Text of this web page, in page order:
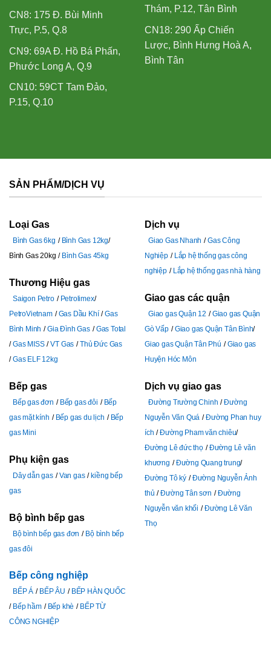
CN8: 175 Đ. Bùi Minh
Trực, P.5, Q.8
CN9: 69A Đ. Hồ Bá Phấn,
Phước Long A, Q.9
CN10: 59CT Tam Đảo,
P.15, Q.10
Thám, P.12, Tân Bình
CN18: 290 Ấp Chiến
Lược, Bình Hưng Hoà A,
Bình Tân
SẢN PHẨM/DỊCH VỤ
Loại Gas
Bình Gas 6kg
Bình Gas 12kg
Bình Gas 20kg
Bình Gas 45kg
Thương Hiệu gas
Saigon Petro
Petrolimex
PetroVietnam
Gas Dầu Khí
Gas
Bình Minh
Gia Đình Gas
Gas Total
Gas MISS
VT Gas
Thủ Đức Gas
Gas ELF 12kg
Bếp gas
Bếp gas đơn Bếp gas đôi
Bếp
gas mặt kính
Bếp gas du lịch
Bếp
gas Mini
Phụ kiện gas
Dây dẫn gas Van gas
kiềng bếp
gas
Bộ bình bếp gas
Bộ bình bếp gas đơn
Bộ bình bếp
gas đôi
Bếp công nghiệp
BẾP Á BẾP ÂU
BẾP HÀN QUỐC
Bếp hầm
Bếp khè
BẾP TỪ
CÔNG NGHIỆP
Dịch vụ
Giao Gas Nhanh
Gas Công
Nghiệp
Lắp hệ thống gas công
nghiệp
Lắp hệ thống gas nhà hàng
Giao gas các quận
Giao gas Quận 12
Giao gas Quận
Gò Vấp
Giao gas Quận Tân Bình
Giao gas Quận Tân Phú
Giao gas
Huyện Hóc Môn
Dịch vụ giao gas
Đường Trường Chinh
Đường
Nguyễn Văn Quá
Đường Phan huy
ích
Đường Pham văn chiêu
Đường Lê đức thọ
Đường Lê văn
khương
Đường Quang trung
Đường Tô ký
Đường Nguyễn Ảnh
thủ
Đường Tân sơn
Đường
Nguyễn văn khối
Đường Lê Văn
Thọ